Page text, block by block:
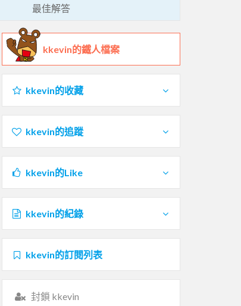
最佳解答
kkevin的鐵人檔案
kkevin的收藏
kkevin的追蹤
kkevin的Like
kkevin的紀錄
kkevin的訂閱列表
封鎖 kkevin